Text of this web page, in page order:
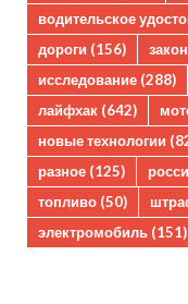
водительское
дороги (156) закон
исследование (288)
лайфхак (642)
новые технологии
разное (125)
топливо (50)
электромобиль (151)